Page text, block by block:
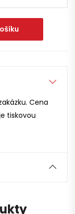
Cena
tiskovou